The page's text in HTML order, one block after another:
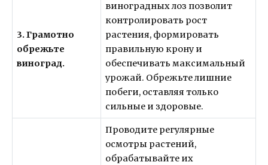
3. Грамотно
обрежьте
виноград.
виноградных лоз позволит
контролировать рост
растения, формировать
правильную крону и
обеспечивать максимальный
урожай. Обрежьте лишние
побеги, оставляя только
сильные и здоровые.
Проводите регулярные
осмотры растений,
обрабатывайте их